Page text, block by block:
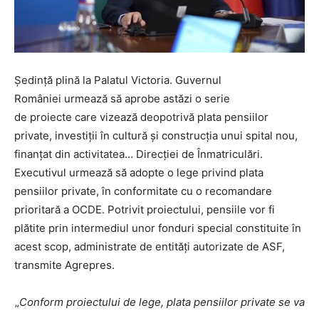
Ședință plină la Palatul Victoria. Guvernul
României urmează să aprobe astăzi o serie
de proiecte care vizează deopotrivă plata pensiilor
private, investiții în cultură și construcția unui spital nou,
finanțat din activitatea… Direcției de Înmatriculări.
Executivul urmează să adopte o lege privind plata
pensiilor private, în conformitate cu o recomandare
prioritară a OCDE. Potrivit proiectului, pensiile vor fi
plătite prin intermediul unor fonduri special constituite în
acest scop, administrate de entități autorizate de ASF,
transmite Agrepres.
„Conform proiectului de lege, plata pensiilor private se va